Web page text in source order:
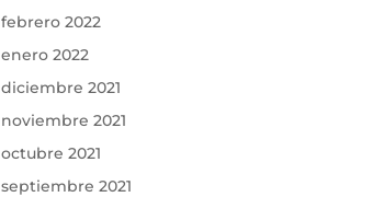
febrero 2022
enero 2022
diciembre 2021
noviembre 2021
octubre 2021
septiembre 2021